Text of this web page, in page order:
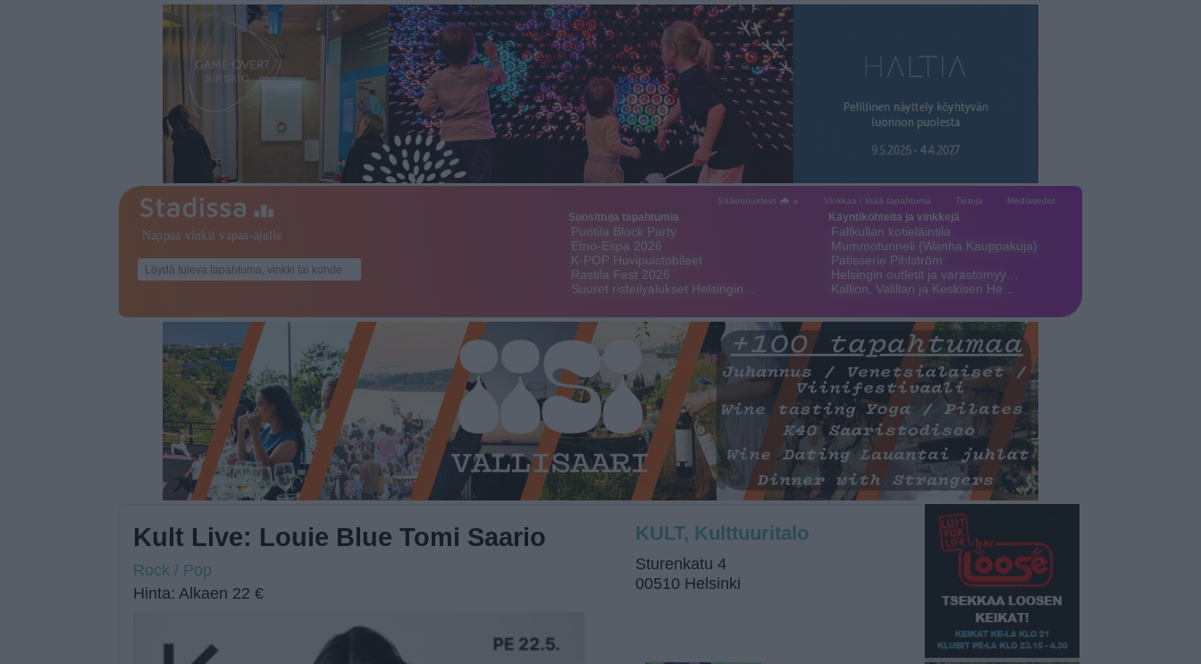
Sääennusteet 🌧 ☼ Vinkkaa / lisää tapahtuma Tietoja Mediatiedot
Suosittuja tapahtumia
Puotila Block Party
Etno-Espa 2026
K-POP Huvipuistobileet
Rastila Fest 2026
Suuret risteilyalukset Helsingin…
Käyntikohteita ja vinkkejä
Fallkullan kotieläintila
Mummotunneli (Wanha Kauppakuja)
Patisserie Pihlström
Helsingin outletit ja varastomyy…
Kallion, Valillan ja Keskisen He…
Kult Live: Louie Blue Tomi Saario
Rock / Pop
Hinta: Alkaen 22 €
KULT, Kulttuuritalo
Sturenkatu 4
00510 Helsinki